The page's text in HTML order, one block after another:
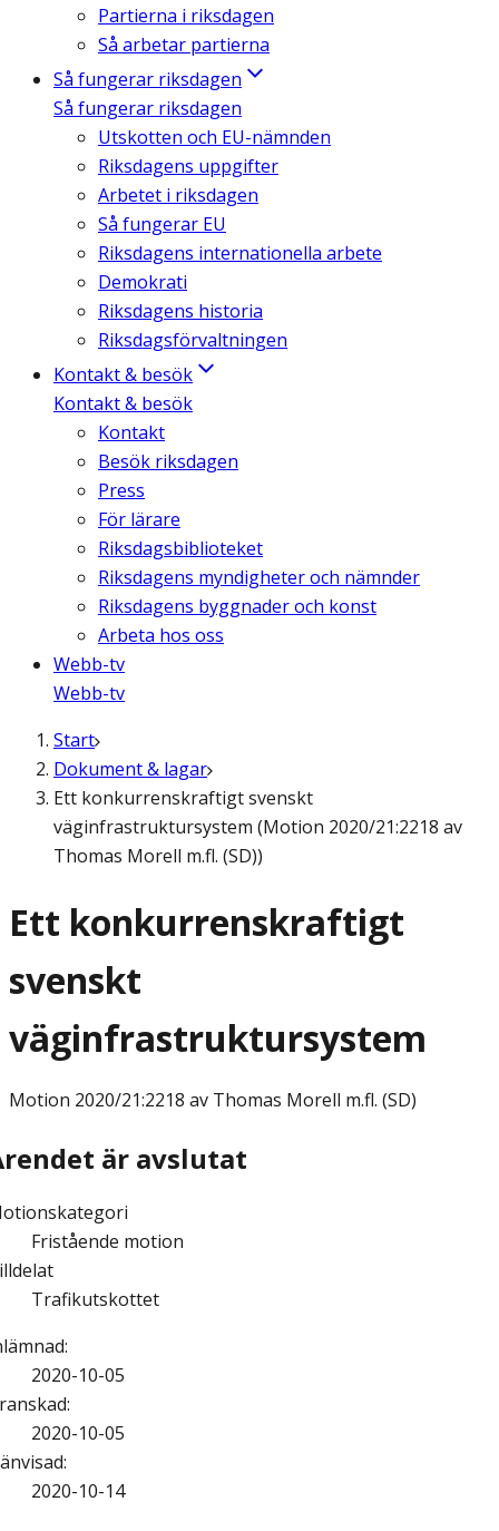
Partierna i riksdagen
Så arbetar partierna
Så fungerar riksdagen
Så fungerar riksdagen
Utskotten och EU-nämnden
Riksdagens uppgifter
Arbetet i riksdagen
Så fungerar EU
Riksdagens internationella arbete
Demokrati
Riksdagens historia
Riksdagsförvaltningen
Kontakt & besök
Kontakt & besök
Kontakt
Besök riksdagen
Press
För lärare
Riksdagsbiblioteket
Riksdagens myndigheter och nämnder
Riksdagens byggnader och konst
Arbeta hos oss
Webb-tv
Webb-tv
Start
Dokument & lagar
Ett konkurrenskraftigt svenskt
väginfrastruktursystem (Motion 2020/21:2218 av
Thomas Morell m.fl. (SD))
Ett konkurrenskraftigt
svenskt
väginfrastruktursystem
Motion 2020/21:2218 av Thomas Morell m.fl. (SD)
är avslutat
Fristående motion
Trafikutskottet
:
2020-10-05
:
2020-10-05
:
2020-10-14